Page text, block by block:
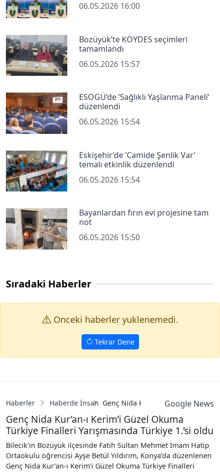
06.05.2026 16:00
Bozüyük’te KÖYDES seçimleri
tamamlandı
06.05.2026 15:57
ESOGÜ’de ’Sağlıklı Yaşlanma Paneli’
düzenlendi
06.05.2026 15:54
Eskişehir’de ’Camide Şenlik Var’
temalı etkinlik düzenlendi
06.05.2026 15:54
Bayanlardan fırın evi projesine tam
not
06.05.2026 15:50
Sıradaki Haberler
Onceki haberler yuklenemedi.
Tekrar Dene
Haberler Haberde İnsan Genç Nida Kur’an-ı Kerim’i Güzel
Google News
Genç Nida Kur’an-ı Kerim’i Güzel Okuma
Türkiye Finalleri Yarışmasında Türkiye 1.’si oldu
Bilecik’in Bozüyük ilçesinde Fatih Sultan Mehmet İmam Hatip
Ortaokulu öğrencisi Ayşe Betül Yıldırım, Konya’da düzenlenen
Genç Nida Kur’an-ı Kerim’i Güzel Okuma Türkiye Finalleri